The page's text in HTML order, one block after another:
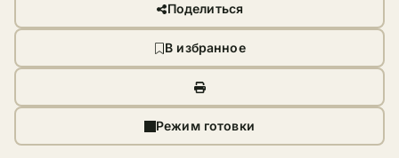
Поделиться
В избранное
Режим готовки